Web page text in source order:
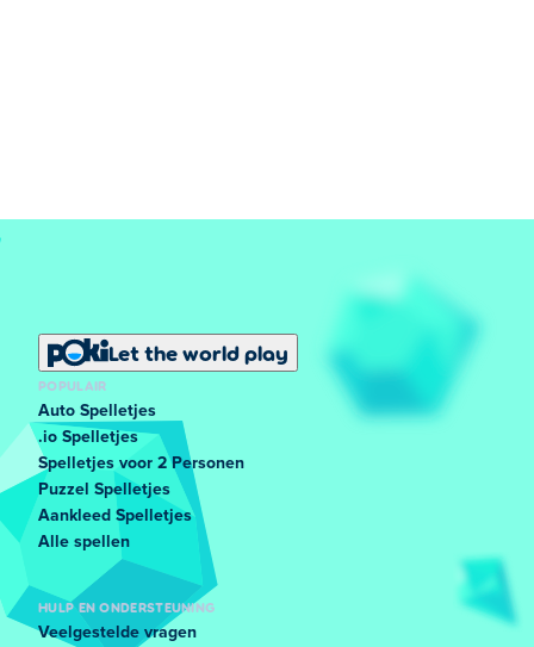
Let the world play
POPULAIR
Auto Spelletjes
.io Spelletjes
Spelletjes voor 2 Personen
Puzzel Spelletjes
Aankleed Spelletjes
Alle spellen
HULP EN ONDERSTEUNING
Veelgestelde vragen